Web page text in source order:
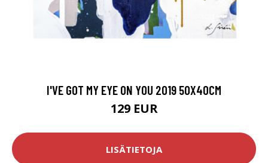
I'VE GOT MY EYE ON YOU 2019 50X40CM
129 EUR
LISÄTIETOJA